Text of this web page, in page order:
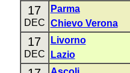
17
DEC
Parma
Chievo Verona
17
DEC
Livorno
Lazio